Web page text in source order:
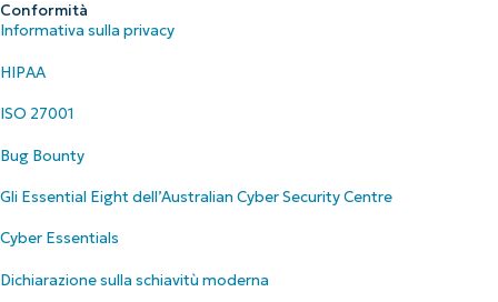
Conformità
Informativa sulla privacy
HIPAA
ISO 27001
Bug Bounty
Gli Essential Eight dell’Australian Cyber Security Centre
Cyber Essentials
Dichiarazione sulla schiavitù moderna